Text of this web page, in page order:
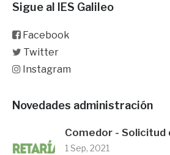
Sigue al IES Galileo
Facebook
Twitter
Instagram
Novedades administración
Comedor - Solicitud
1 Sep, 2021